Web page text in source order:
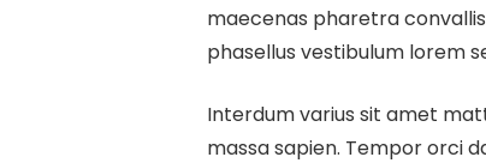
maecenas pharetra
phasellus vestibulum lorem
Interdum varius sit amet
massa sapien. Tempor orci